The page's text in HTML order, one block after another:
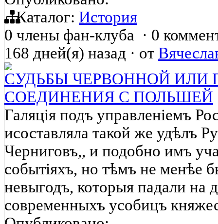
Каталог: История
0 члены фан-клуба · 0
168 дней(я) назад · от
СУДЬБЫ ЧЕРВОННОЙ ИЛИ
СОЕДИНЕНИЯ С ПОЛЬШЕЙ
Галяція подъ управленіемъ
исоставляла такой же удѣлъ
Черниговъ,, и подобно имъ
событіяхъ, но тѣмъ не менѣе
невыгодъ, которыя падали на
современныхъ усобицъ